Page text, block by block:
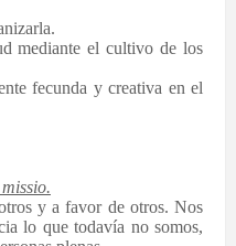
mediante el cultivo de los
fecunda y creativa en el
y a favor de otros. Nos
lo que todavía no somos,